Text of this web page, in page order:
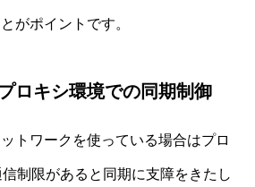
がポイントです。
ロキシ環境での同期制御
トワークを使っている場合はプロ
制限があると同期に支障をきたし